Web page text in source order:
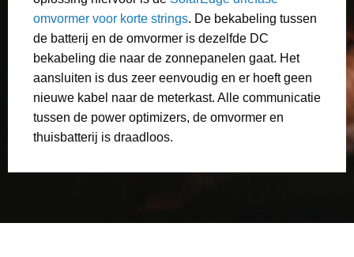
omvormer voor korte strings. De bekabeling tussen
de batterij en de omvormer is dezelfde DC
bekabeling die naar de zonnepanelen gaat. Het
aansluiten is dus zeer eenvoudig en er hoeft geen
nieuwe kabel naar de meterkast. Alle communicatie
tussen de power optimizers, de omvormer en
thuisbatterij is draadloos.